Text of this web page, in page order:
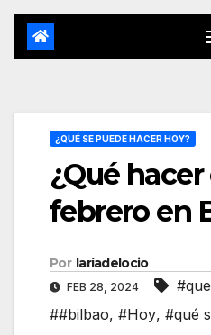
¿QUÉ SE PUEDE HACER HOY?
¿Qué
febrero en
Por laríadelocio
FEB 28, 2024
##bilbao, #Hoy, #qué